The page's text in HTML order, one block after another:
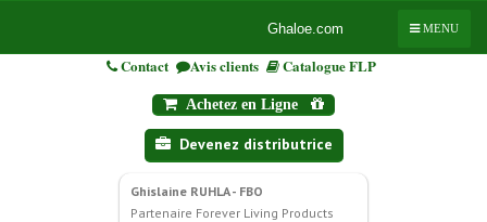
Contact Avis clients Catalogue FLP
Achetez en Ligne
Devenez distributrice
Ghislaine RUHLA - FBO
Partenaire Forever Living Products
MENU
Ghaloe.com